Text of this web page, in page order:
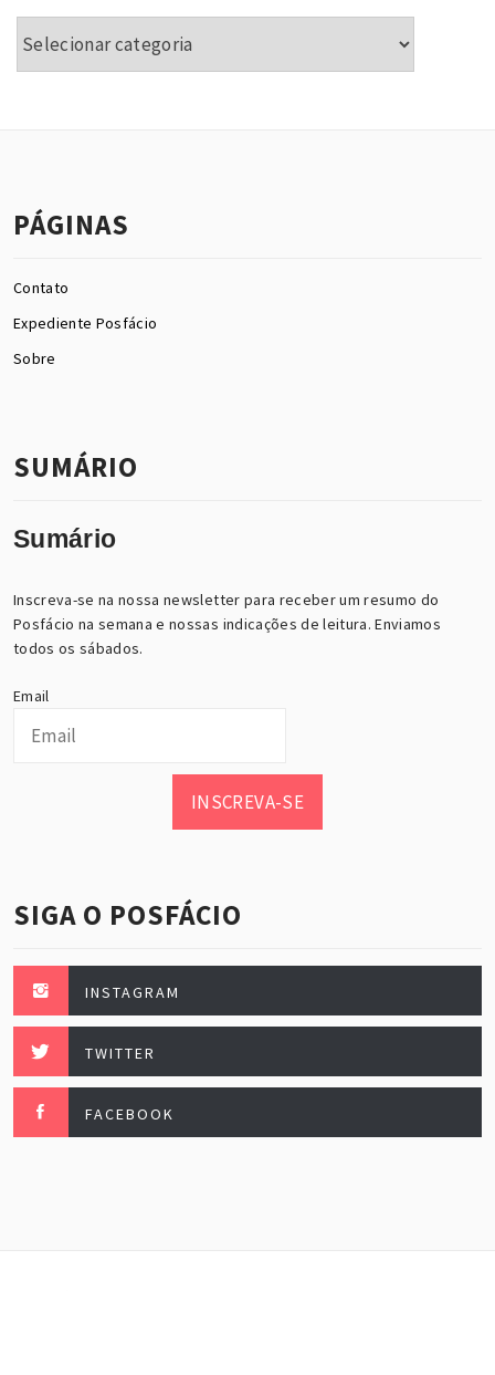
PÁGINAS
Contato
Expediente Posfácio
Sobre
SUMÁRIO
Sumário
Inscreva-se na nossa newsletter para receber um resumo do
Posfácio na semana e nossas indicações de leitura. Enviamos
todos os sábados.
Email
INSCREVA-SE
SIGA O POSFÁCIO
INSTAGRAM
TWITTER
FACEBOOK